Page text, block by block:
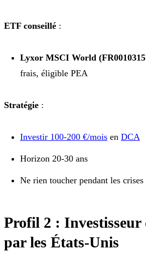
ETF conseillé :
Lyxor MSCI World
frais, éligible PEA
Stratégie :
Investir 100-200 €/mois en DCA
Horizon 20-30 ans
Ne rien toucher pendant les crises
Profil 2 : Investisseur
par les États-Unis